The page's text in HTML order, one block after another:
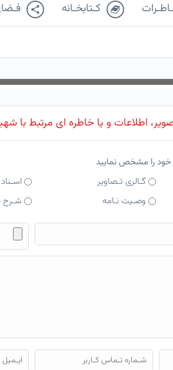
کـتابخـانه
اطلاعات و یا خاطره ای مرتبط با
خود را مشخص نمایید
گـالری تـصاویر
وصـیت نـامه شـرح
فایل